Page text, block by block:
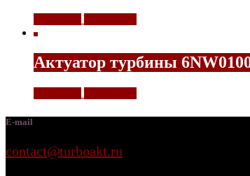
Актуатор турбины
E-mail
contact@turboakt.ru